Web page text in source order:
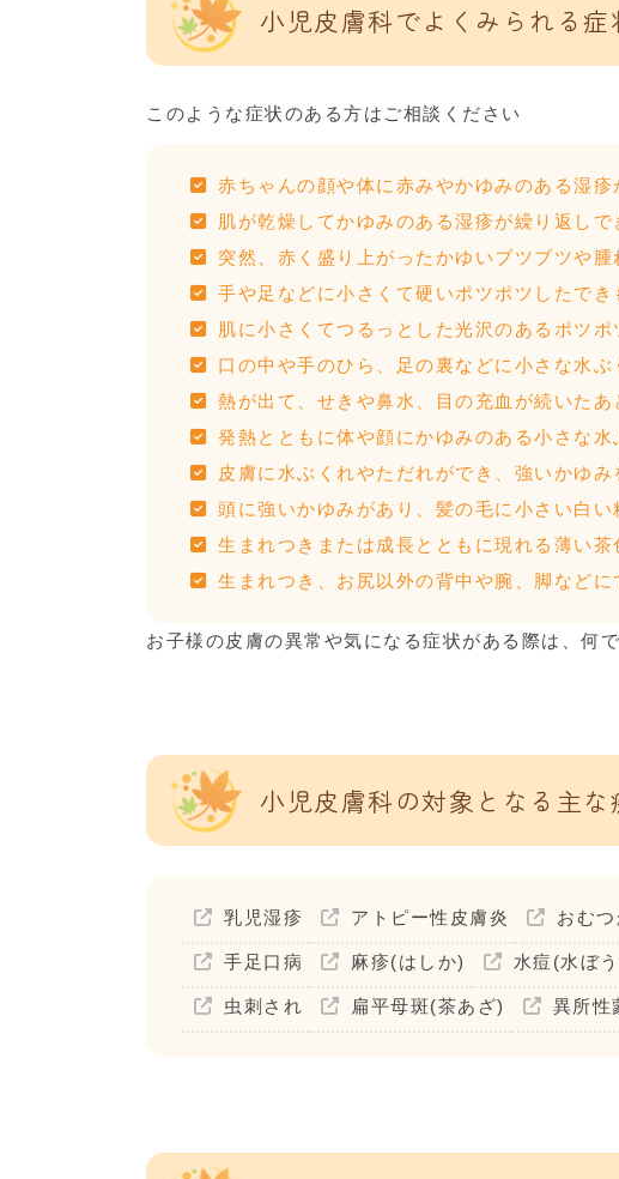
小児皮膚科でよくみられる症
このような症状のある方はご相談ください
赤ちゃんの顔や体に赤みやかゆみのある湿
肌が乾燥してかゆみのある湿疹が繰り返しで
突然、赤く盛り上がったかゆいブツブツや
手や足などに小さくて硬いポツポツしたで
肌に小さくてつるっとした光沢のあるポツ
口の中や手のひら、足の裏などに小さな水
熱が出て、せきや鼻水、目の充血が続いた
発熱とともに体や顔にかゆみのある小さな水
皮膚に水ぶくれやただれができ、強いかゆ
頭に強いかゆみがあり、髪の毛に小さい白い
生まれつきまたは成長とともに現れる薄い
生まれつき、お尻以外の背中や腕、脚など
お子様の皮膚の異常や気になる症状がある際は、何
小児皮膚科の対象となる主な
乳児湿疹 アトピー性皮膚炎 おむ
手足口病 麻疹(はしか) 水痘(水ぼ
虫刺され 扁平母斑(茶あざ) 異所性